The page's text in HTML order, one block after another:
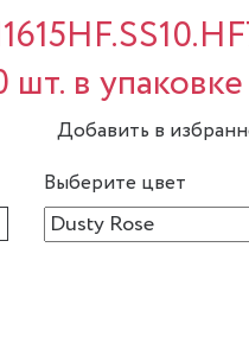
шт. в упаковке
Добавить в
Выберите цвет